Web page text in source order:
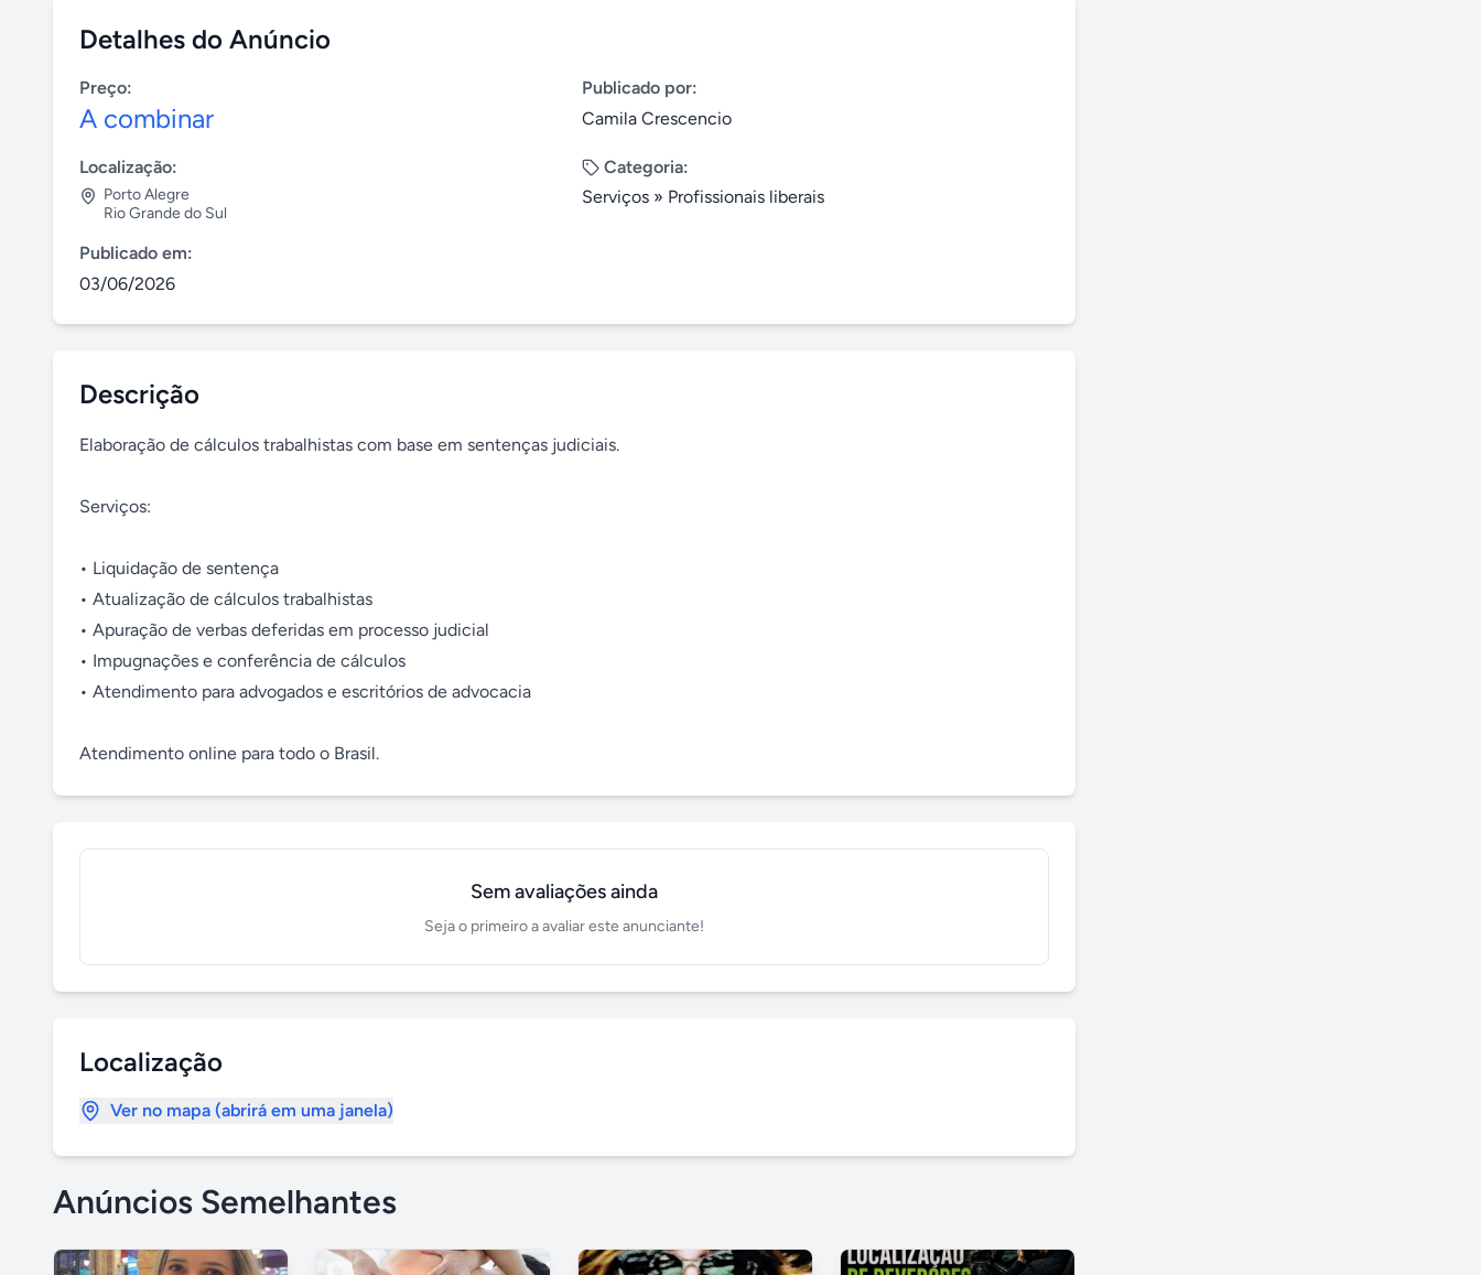
Detalhes do Anúncio
Preço:
A combinar
Publicado por:
Camila Crescencio
Localização:
Porto Alegre
Rio Grande do Sul
Categoria:
Serviços » Profissionais liberais
Publicado em:
03/06/2026
Descrição
Elaboração de cálculos trabalhistas com base em sentenças judiciais.
Serviços:
• Liquidação de sentença
• Atualização de cálculos trabalhistas
• Apuração de verbas deferidas em processo judicial
• Impugnações e conferência de cálculos
• Atendimento para advogados e escritórios de advocacia
Atendimento online para todo o Brasil.
Sem avaliações ainda
Seja o primeiro a avaliar este anunciante!
Localização
Ver no mapa (abrirá em uma janela)
Anúncios Semelhantes